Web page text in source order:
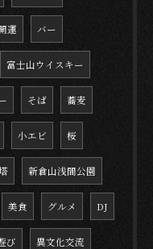
運 バー
富士山ウイスキー
そば 蕎麦
小エビ 桜
新倉山浅間公園
美食 グルメ DJ
び 異文化交流